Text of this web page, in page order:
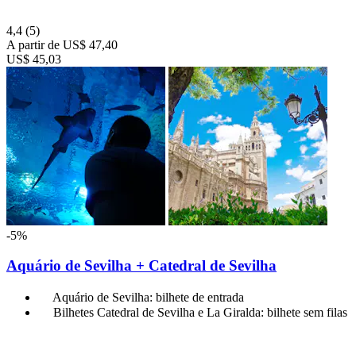
4,4 (5)
A partir de US$ 47,40
US$ 45,03
-5%
Aquário de Sevilha + Catedral de Sevilha
Aquário de Sevilha: bilhete de entrada
Bilhetes Catedral de Sevilha e La Giralda: bilhete sem filas